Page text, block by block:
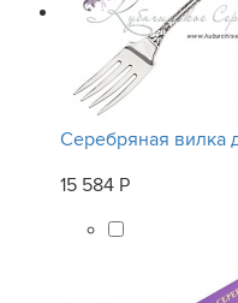
Серебряная вилка
15 584 Р